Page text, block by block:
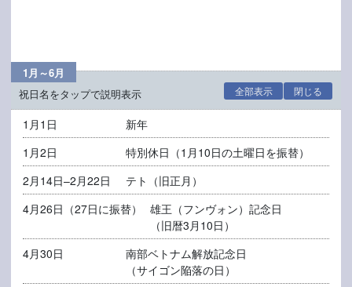
1月～6月
祝日名をタップで説明表示
全部表示 閉じる
1月1日
新年
1月2日
特別休日（1月10日の土曜日を振替）
2月14日–2月22日
テト（旧正月）
4月26日（27日に振替）
雄王（フンヴォン）記念日
（旧暦3月10日）
4月30日
南部ベトナム解放記念日
（サイゴン陥落の日）